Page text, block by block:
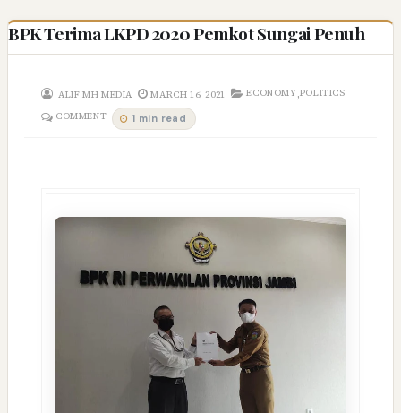
BPK Terima LKPD 2020 Pemkot Sungai Penuh
ALIF MH MEDIA MARCH 16, 2021 ECONOMY,POLITICS
COMMENT
1 min read